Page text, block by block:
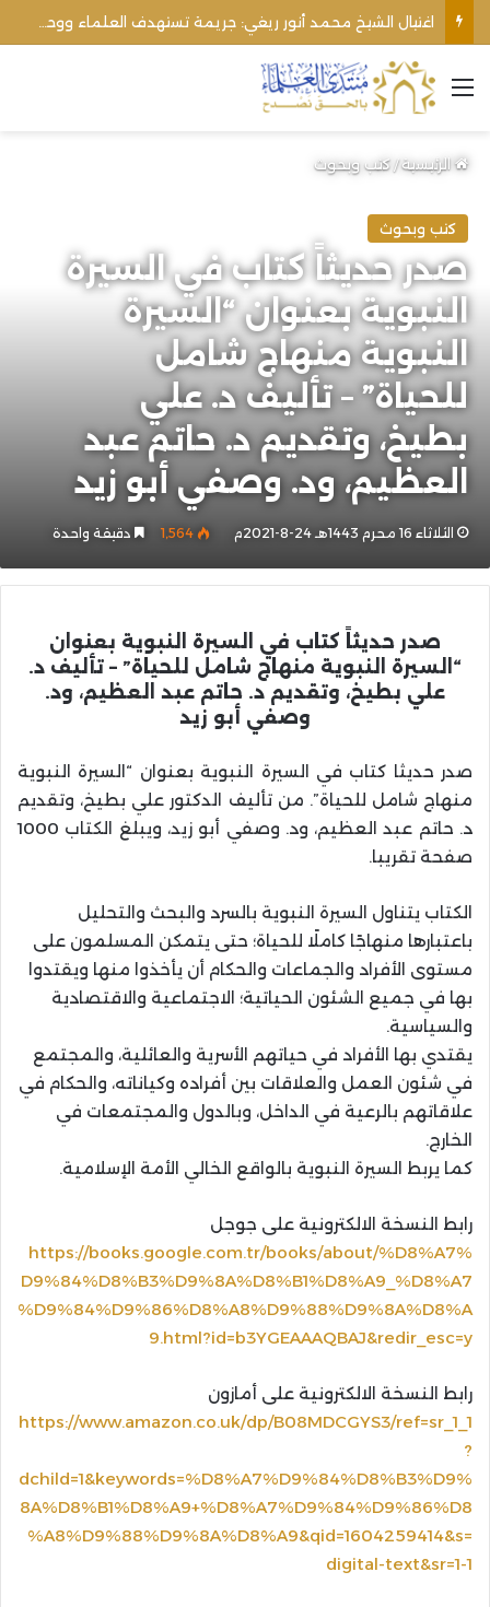
القائمة
الرئيسية/كتب وبحوث
كتب وبحوث
صدر حديثاً كتاب في السيرة
النبوية بعنوان “السيرة
النبوية منهاج شامل
للحياة” – تأليف د. علي
بطيخ، وتقديم د. حاتم عبد
العظيم، ود. وصفي أبو زيد
الثلاثاء 16 محرم 1443هـ 24-8-2021م 1٬564 دقيقة واحدة
صدر حديثاً كتاب في السيرة النبوية بعنوان
“السيرة النبوية منهاج شامل للحياة” – تأليف د.
علي بطيخ، وتقديم د. حاتم عبد العظيم، ود.
وصفي أبو زيد
صدر حديثا كتاب في السيرة النبوية بعنوان “السيرة النبوية
منهاج شامل للحياة”. من تأليف الدكتور علي بطيخ، وتقديم
د. حاتم عبد العظيم، ود. وصفي أبو زيد، ويبلغ الكتاب 1000
صفحة تقريبا.
الكتاب يتناول السيرة النبوية بالسرد والبحث والتحليل
باعتبارها منهاجًا كاملًا للحياة؛ حتى يتمكن المسلمون على
مستوى الأفراد والجماعات والحكام أن يأخذوا منها ويقتدوا
بها في جميع الشئون الحياتية؛ الاجتماعية والاقتصادية
والسياسية.
يقتدي بها الأفراد في حياتهم الأسرية والعائلية، والمجتمع
في شئون العمل والعلاقات بين أفراده وكياناته، والحكام في
علاقاتهم بالرعية في الداخل، وبالدول والمجتمعات في
الخارج.
كما يربط السيرة النبوية بالواقع الخالي الأمة الإسلامية.
رابط النسخة الالكترونية على جوجل
https://books.google.com.tr/books/about/%D8%A7%
D9%84%D8%B3%D9%8A%D8%B1%D8%A9_%D8%A7
%D9%84%D9%86%D8%A8%D9%88%D9%8A%D8%A
9.html?id=b3YGEAAAQBAJ&redir_esc=y
رابط النسخة الالكترونية على أمازون
https://www.amazon.co.uk/dp/B08MDCGYS3/ref=sr_1_1
?
dchild=1&keywords=%D8%A7%D9%84%D8%B3%D9%
8A%D8%B1%D8%A9+%D8%A7%D9%84%D9%86%D8
%A8%D9%88%D9%8A%D8%A9&qid=1604259414&s=
digital-text&sr=1-1